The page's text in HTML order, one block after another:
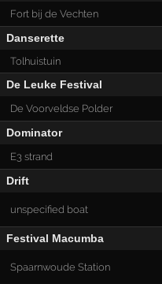
Fort bij de Vechten
Danserette
Tolhuistuin
De Leuke Festival
De Voorveldse Polder
Dominator
E3 strand
Drift
unspecified boat
Festival Macumba
Spaarnwoude Station